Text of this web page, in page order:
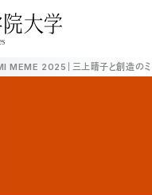
MEME 2025｜三上晴子と創造のミ